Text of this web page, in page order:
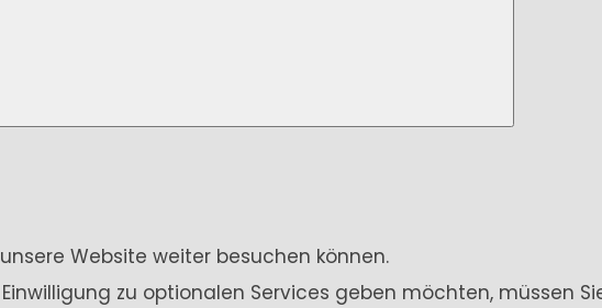
Website weiter besuchen können.
zu optionalen Services geben möchten, müssen